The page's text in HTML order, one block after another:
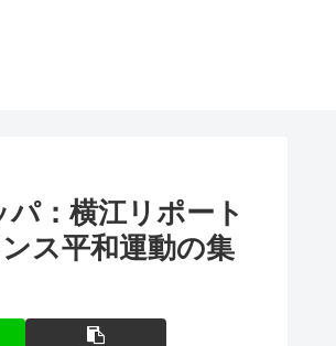
：横江リポート
ス平和運動の集